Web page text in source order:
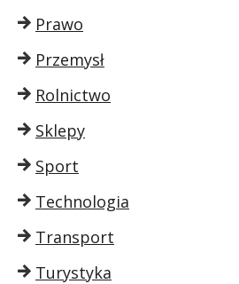
Prawo
Przemysł
Rolnictwo
Sklepy
Sport
Technologia
Transport
Turystyka